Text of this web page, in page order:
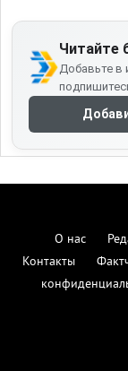
Читайте
Добавьте в
О нас
Контакты